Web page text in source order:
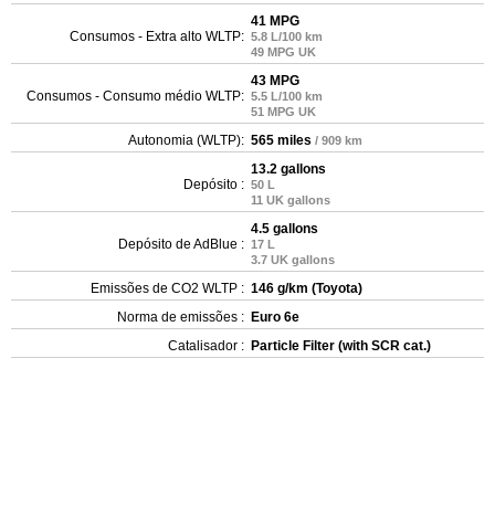
Consumos - Extra alto WLTP:
41 MPG
5.8 L/100 km
49 MPG UK
Consumos - Consumo médio WLTP:
43 MPG
5.5 L/100 km
51 MPG UK
Autonomia (WLTP): 565 miles / 909 km
Depósito :
13.2 gallons
50 L
11 UK gallons
Depósito de AdBlue :
4.5 gallons
17 L
3.7 UK gallons
Emissões de CO2 WLTP : 146 g/km (Toyota)
Norma de emissões : Euro 6e
Catalisador : Particle Filter (with SCR cat.)